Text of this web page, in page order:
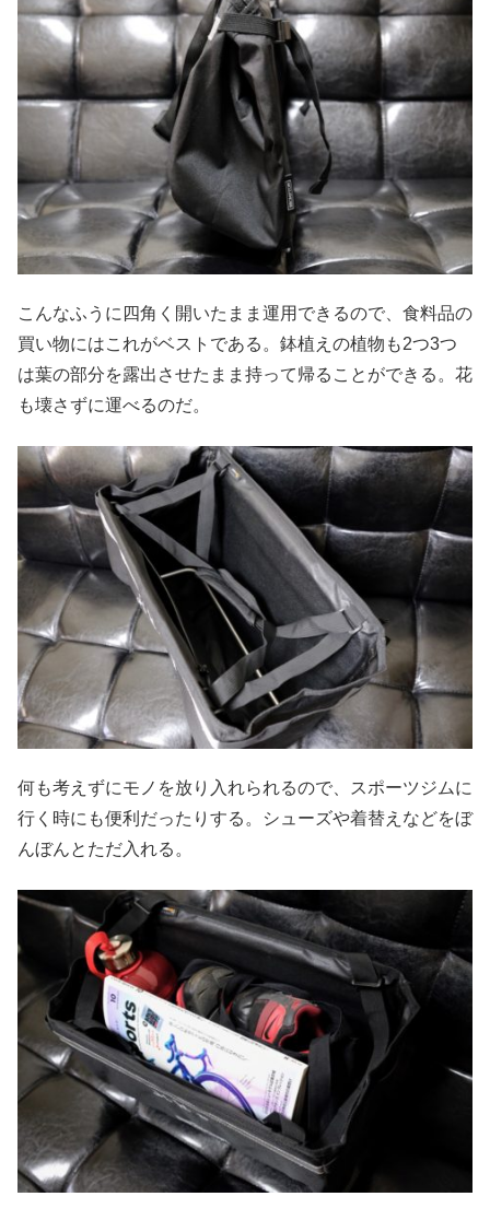
こんなふうに四角く開いたまま運用できるので、食料品の
買い物にはこれがベストである。鉢植えの植物も2つ3つ
は葉の部分を露出させたまま持って帰ることができる。花
も壊さずに運べるのだ。
何も考えずにモノを放り入れられるので、スポーツジムに
行く時にも便利だったりする。シューズや着替えなどをぼ
んぼんとただ入れる。